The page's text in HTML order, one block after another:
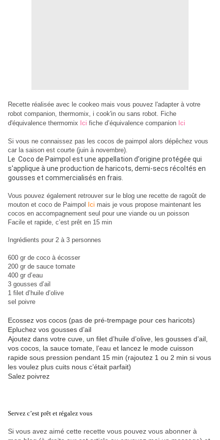
Recette réalisée avec le cookeo mais vous pouvez l'adapter à votre
robot companion, thermomix, i cook'in ou sans robot. Fiche
d'équivalence thermomix Ici fiche d’équivalence companion Ici
Si vous ne connaissez pas les cocos de paimpol alors dépêchez vous
car la saison est courte (juin à novembre).
Le Coco de Paimpol est une appellation d'origine protégée qui
s'applique à une production de haricots, demi-secs récoltés en
gousses et commercialisés en frais.
Vous pouvez également retrouver sur le blog une recette de ragoût de
mouton et coco de Paimpol
Ici mais je vous propose maintenant les
cocos en accompagnement seul pour une viande ou un poisson
Facile et rapide, c’est prêt en 15 min
Ingrédients pour 2 à 3 personnes
600 gr de coco à écosser
200 gr de sauce tomate
400 gr d’eau
3 gousses d’ail
1 filet d’huile d’olive
sel poivre
Ecossez vos cocos (pas de pré-trempage pour ces haricots)
Epluchez vos gousses d’ail
Ajoutez dans votre cuve, un filet d’huile d’olive, les gousses d’ail,
vos cocos, la sauce tomate, l’eau et lancez le mode cuisson
rapide sous pression pendant 15 min (rajoutez 1 ou 2 min si vous
les voulez plus cuits nous c’était parfait)
Salez poivrez
Servez c’est prêt et régalez vous
Si vous avez aimé cette recette vous pouvez vous abonner à